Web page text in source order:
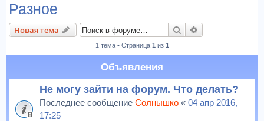
к
Разное
Новая тема Поиск
1 тема • Страница 1 из 1
Объявления
Не могу зайти на форум. Что делать?
Последнее сообщение Солнышко « 04 апр 2016,
17:25